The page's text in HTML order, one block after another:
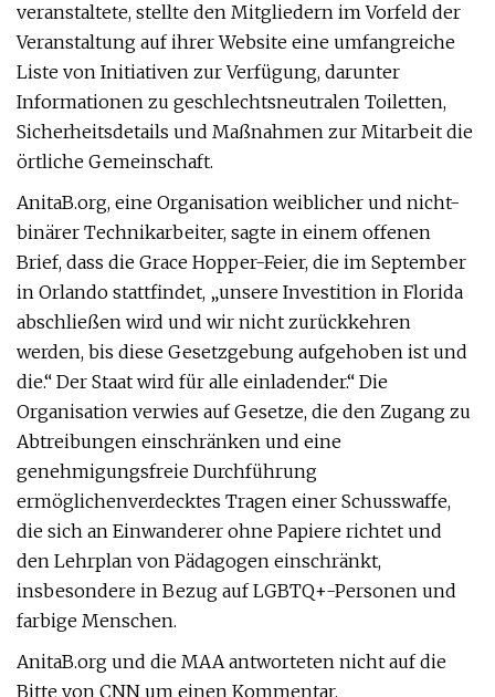
veranstaltete, stellte den Mitgliedern im Vorfeld der
Veranstaltung auf ihrer Website eine umfangreiche
Liste von Initiativen zur Verfügung, darunter
Informationen zu geschlechtsneutralen Toiletten,
Sicherheitsdetails und Maßnahmen zur Mitarbeit die
örtliche Gemeinschaft.
AnitaB.org, eine Organisation weiblicher und nicht-
binärer Technikarbeiter, sagte in einem offenen
Brief, dass die Grace Hopper-Feier, die im September
in Orlando stattfindet, „unsere Investition in Florida
abschließen wird und wir nicht zurückkehren
werden, bis diese Gesetzgebung aufgehoben ist und
die.“ Der Staat wird für alle einladender.“ Die
Organisation verwies auf Gesetze, die den Zugang zu
Abtreibungen einschränken und eine
genehmigungsfreie Durchführung
ermöglichenverdecktes Tragen einer Schusswaffe,
die sich an Einwanderer ohne Papiere richtet und
den Lehrplan von Pädagogen einschränkt,
insbesondere in Bezug auf LGBTQ+-Personen und
farbige Menschen.
AnitaB.org und die MAA antworteten nicht auf die
Bitte von CNN um einen Kommentar.